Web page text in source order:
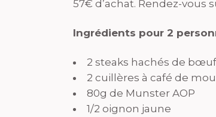
57€ d’achat. Rendez-vous
Ingrédients pour 2
2 steaks hachés de
2 cuillères à café de
80g de Munster AOP
1/2 oignon jaune